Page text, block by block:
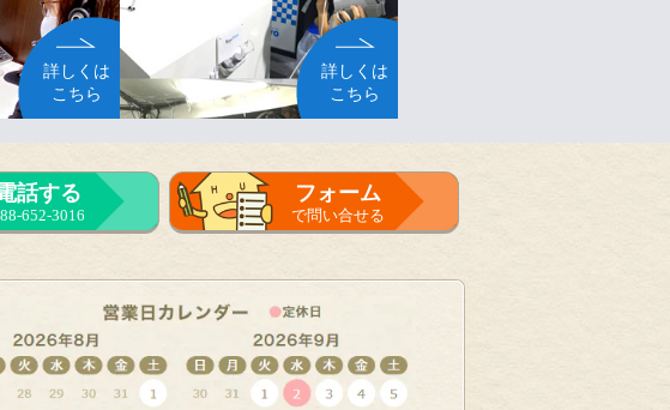
詳しくは
こちら
詳しくは
こちら
話する
652-3016
フォーム
で問い合せる